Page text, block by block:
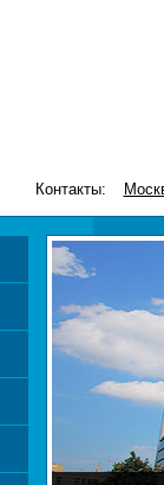
Контакты: